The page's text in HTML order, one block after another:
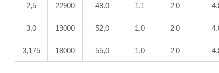
2,5 22900 48.0 1.1 2.0
3.0 19000 52,0 1.0 2.0
3,175 18000 55,0 1.0 2.0